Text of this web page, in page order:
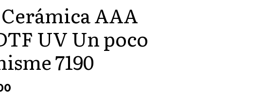
AAA
UV Un poco
7190